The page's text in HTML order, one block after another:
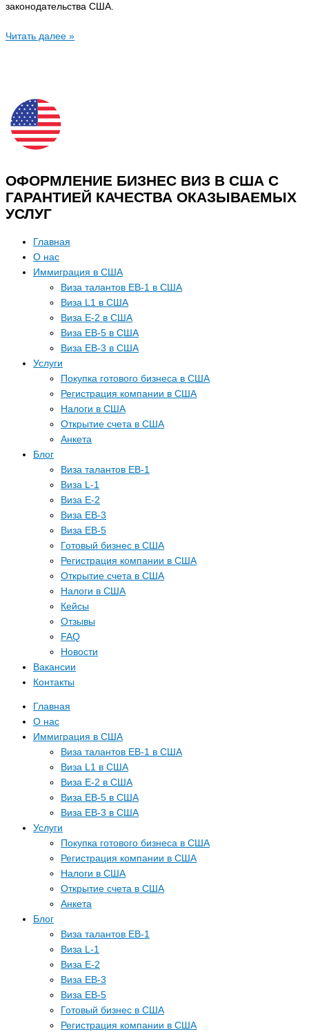
законодательства США.
Читать далее »
ОФОРМЛЕНИЕ БИЗНЕС ВИЗ В США С
ГАРАНТИЕЙ КАЧЕСТВА ОКАЗЫВАЕМЫХ
УСЛУГ
Главная
О нас
Иммиграция в США
Виза талантов EB-1 в США
Виза L1 в США
Виза E-2 в США
Виза EB-5 в США
Виза EB-3 в США
Услуги
Покупка готового бизнеса в США
Регистрация компании в США
Налоги в США
Открытие счета в США
Анкета
Блог
Виза талантов EB-1
Виза L-1
Виза E-2
Виза EB-3
Виза EB-5
Готовый бизнес в США
Регистрация компании в США
Открытие счета в США
Налоги в США
Кейсы
Отзывы
FAQ
Новости
Вакансии
Контакты
Главная
О нас
Иммиграция в США
Виза талантов EB-1 в США
Виза L1 в США
Виза E-2 в США
Виза EB-5 в США
Виза EB-3 в США
Услуги
Покупка готового бизнеса в США
Регистрация компании в США
Налоги в США
Открытие счета в США
Анкета
Блог
Виза талантов EB-1
Виза L-1
Виза E-2
Виза EB-3
Виза EB-5
Готовый бизнес в США
Регистрация компании в США